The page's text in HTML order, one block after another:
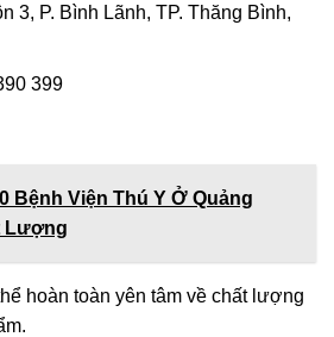
3, P. Bình Lãnh, TP. Thăng Bình,
399
Bệnh Viện Thú Y Ở Quảng
Lượng
hoàn toàn yên tâm về chất lượng